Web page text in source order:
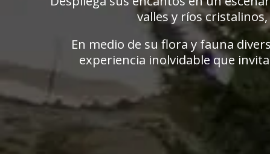
valles y ríos
En medio de su flora y fauna
experiencia inolvidable que